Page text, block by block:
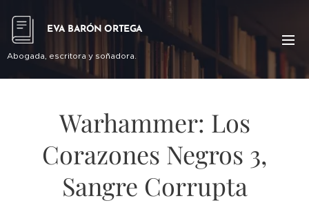
EVA BARÓN ORTEGA
Abogada, escritora y soñadora.
Warhammer: Los
Corazones Negros 3,
Sangre Corrupta